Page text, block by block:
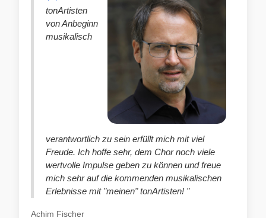
tonArtisten
von Anbeginn
musikalisch
verantwortlich zu sein erfüllt mich mit viel
Freude. Ich hoffe sehr, dem Chor noch viele
wertvolle Impulse geben zu können und freue
mich sehr auf die kommenden musikalischen
Erlebnisse mit "meinen" tonArtisten! "
Achim Fischer